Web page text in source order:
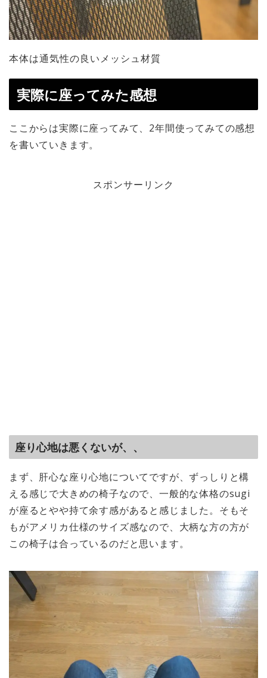
本体は通気性の良いメッシュ材質
実際に座ってみた感想
ここからは実際に座ってみて、2年間使ってみての感想
を書いていきます。
スポンサーリンク
座り心地は悪くないが、、
まず、肝心な座り心地についてですが、ずっしりと構
える感じで大きめの椅子なので、一般的な体格のsugi
が座るとやや持て余す感があると感じました。そもそ
もがアメリカ仕様のサイズ感なので、大柄な方の方が
この椅子は合っているのだと思います。